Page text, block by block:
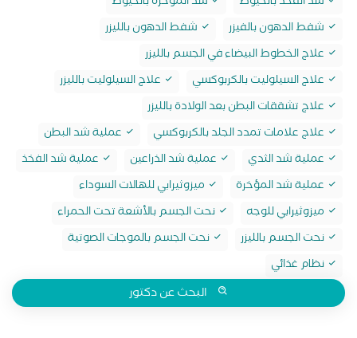
شفط الدهون بالفيزر
شفط الدهون بالليزر
علاج الخطوط البيضاء في الجسم بالليزر
علاج السيلوليت بالكربوكسي
علاج السيلوليت بالليزر
علاج تشققات البطن بعد الولادة بالليزر
علاج علامات تمدد الجلد بالكربوكسي
عملية شد البطن
عملية شد الثدي
عملية شد الذراعين
عملية شد الفخذ
عملية شد المؤخرة
ميزوثيرابي للهالات السوداء
ميزوثيرابي للوجه
نحت الجسم بالأشعة تحت الحمراء
نحت الجسم بالليزر
نحت الجسم بالموجات الصوتية
نظام غذائي
البحث عن دكتور